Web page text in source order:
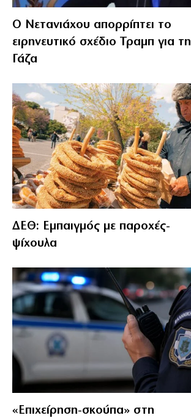
Ο Νετανιάχου απορρίπτει το
ειρηνευτικό σχέδιο Τραμπ για τη
Γάζα
ΔΕΘ: Εμπαιγμός με παροχές-
ψίχουλα
«Επιχείρηση-σκούπα» στη